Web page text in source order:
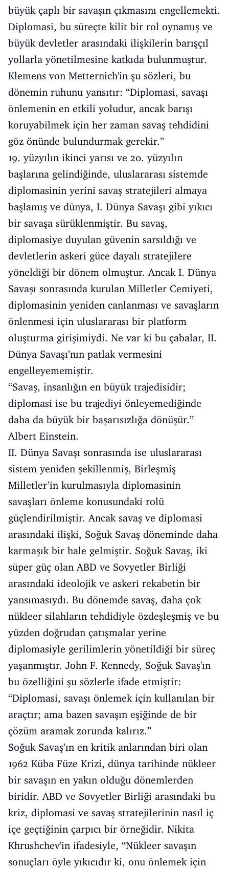
büyük çaplı bir savaşın çıkmasını engellemekti.
Diplomasi, bu süreçte kilit bir rol oynamış ve
büyük devletler arasındaki ilişkilerin barışçıl
yollarla yönetilmesine katkıda bulunmuştur.
Klemens von Metternich'in şu sözleri, bu
dönemin ruhunu yansıtır: “Diplomasi, savaşı
önlemenin en etkili yoludur, ancak barışı
koruyabilmek için her zaman savaş tehdidini
göz önünde bulundurmak gerekir.”
19. yüzyılın ikinci yarısı ve 20. yüzyılın
başlarına gelindiğinde, uluslararası sistemde
diplomasinin yerini savaş stratejileri almaya
başlamış ve dünya, I. Dünya Savaşı gibi yıkıcı
bir savaşa sürüklenmiştir. Bu savaş,
diplomasiye duyulan güvenin sarsıldığı ve
devletlerin askeri güce dayalı stratejilere
yöneldiği bir dönem olmuştur. Ancak I. Dünya
Savaşı sonrasında kurulan Milletler Cemiyeti,
diplomasinin yeniden canlanması ve savaşların
önlenmesi için uluslararası bir platform
oluşturma girişimiydi. Ne var ki bu çabalar, II.
Dünya Savaşı’nın patlak vermesini
engelleyememiştir.
“Savaş, insanlığın en büyük trajedisidir;
diplomasi ise bu trajediyi önleyemediğinde
daha da büyük bir başarısızlığa dönüşür.”
Albert Einstein.
II. Dünya Savaşı sonrasında ise uluslararası
sistem yeniden şekillenmiş, Birleşmiş
Milletler’in kurulmasıyla diplomasinin
savaşları önleme konusundaki rolü
güçlendirilmiştir. Ancak savaş ve diplomasi
arasındaki ilişki, Soğuk Savaş döneminde daha
karmaşık bir hale gelmiştir. Soğuk Savaş, iki
süper güç olan ABD ve Sovyetler Birliği
arasındaki ideolojik ve askeri rekabetin bir
yansımasıydı. Bu dönemde savaş, daha çok
nükleer silahların tehdidiyle özdeşleşmiş ve bu
yüzden doğrudan çatışmalar yerine
diplomasiyle gerilimlerin yönetildiği bir süreç
yaşanmıştır. John F. Kennedy, Soğuk Savaş'ın
bu özelliğini şu sözlerle ifade etmiştir:
“Diplomasi, savaşı önlemek için kullanılan bir
araçtır; ama bazen savaşın eşiğinde de bir
çözüm aramak zorunda kalırız.”
Soğuk Savaş’ın en kritik anlarından biri olan
1962 Küba Füze Krizi, dünya tarihinde nükleer
bir savaşın en yakın olduğu dönemlerden
biridir. ABD ve Sovyetler Birliği arasındaki bu
kriz, diplomasi ve savaş stratejilerinin nasıl iç
içe geçtiğinin çarpıcı bir örneğidir. Nikita
Khrushchev'in ifadesiyle, “Nükleer savaşın
sonuçları öyle yıkıcıdır ki, onu önlemek için